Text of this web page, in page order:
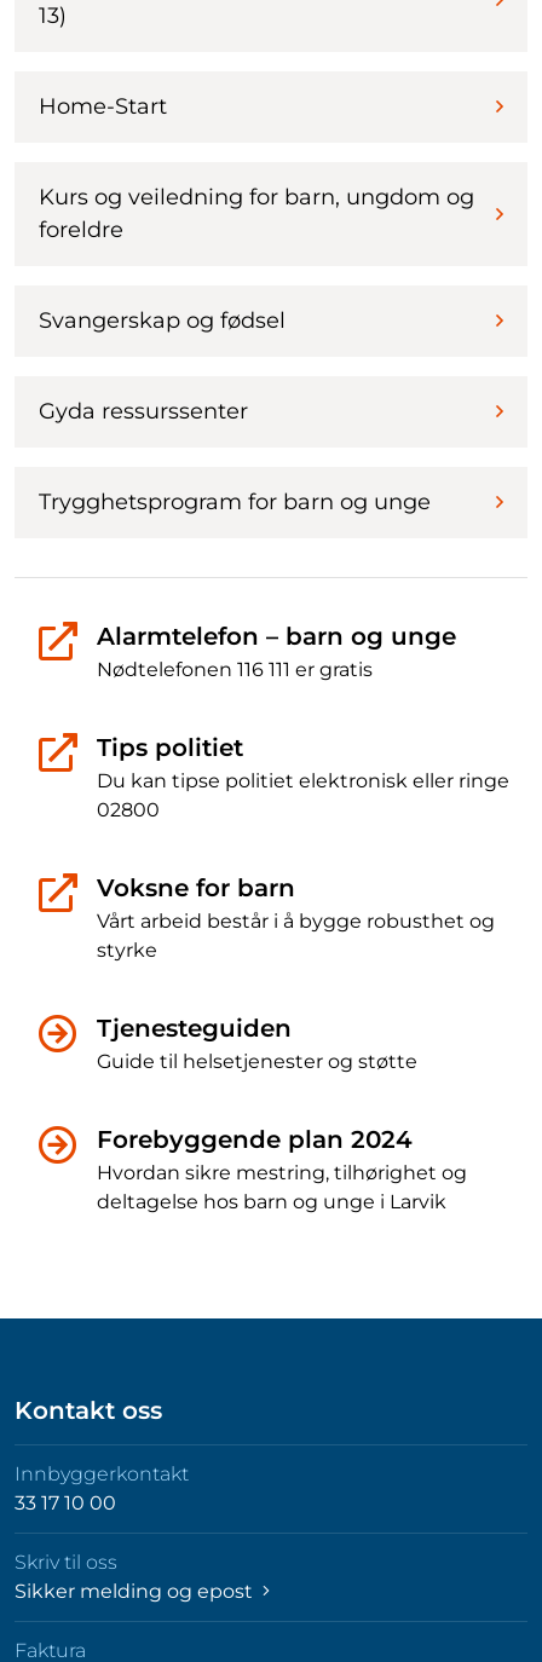
13)
Home-Start
Kurs og veiledning for barn, ungdom og
foreldre
Svangerskap og fødsel
Gyda ressurssenter
Trygghetsprogram for barn og unge
Alarmtelefon – barn og unge
Nødtelefonen 116 111 er gratis
Tips politiet
Du kan tipse politiet elektronisk eller ringe
02800
Voksne for barn
Vårt arbeid består i å bygge robusthet og
styrke
Tjenesteguiden
Guide til helsetjenester og støtte
Forebyggende plan 2024
Hvordan sikre mestring, tilhørighet og
deltagelse hos barn og unge i Larvik
Kontakt oss
Innbyggerkontakt
33 17 10 00
Skriv til oss
Sikker melding og epost
Faktura